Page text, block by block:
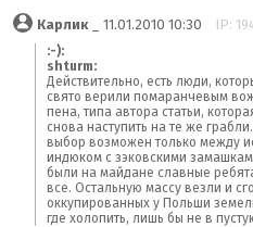
Карлик_ 11.01.2010 10:30 IP:
:-):
shturm:
Действительно, есть люди,
свято верили помаранчевым
пена, типа автора статьи,
снова наступить на те же
выбор возможен только между
индюком с зэковскими
были на майдане славные
все. Остальную массу везли и
оккупированных у Польши
где холопить, лишь бы не в